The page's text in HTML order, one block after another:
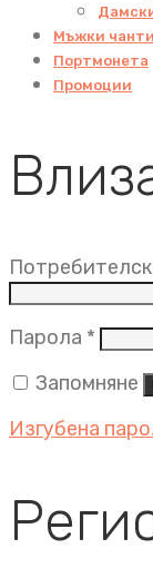
Мъжки чанти
Портмонета
Промоции
Парола *
Запомняне
Изгубена